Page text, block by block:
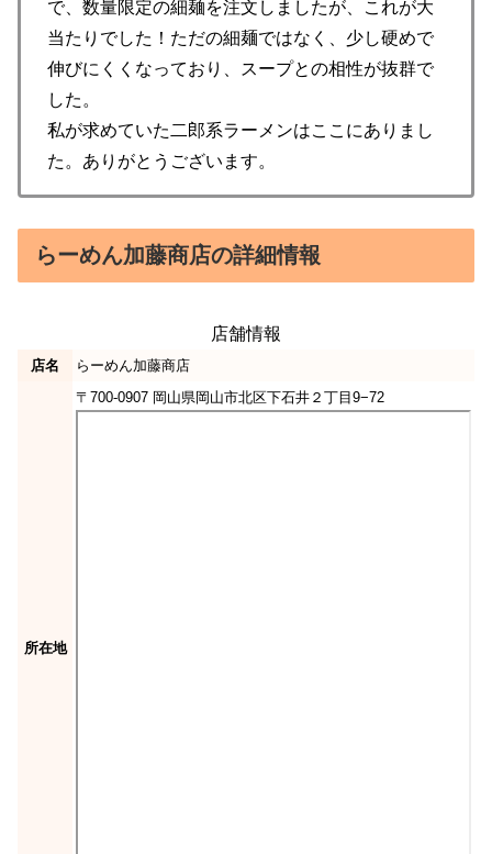
で、数量限定の細麺を注文しましたが、これが大
当たりでした！ただの細麺ではなく、少し硬めで
伸びにくくなっており、スープとの相性が抜群で
した。
私が求めていた二郎系ラーメンはここにありまし
た。ありがとうございます。
らーめん加藤商店の詳細情報
店舗情報
店名 らーめん加藤商店
所在地
〒700-0907 岡山県岡山市北区下石井２丁目9−72